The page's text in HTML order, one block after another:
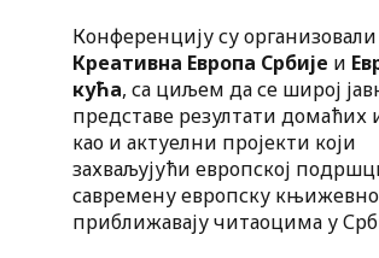
Конференцију су организовали
Креативна Европа Србије и
кућа, са циљем да се широј
представе резултати домаћих
као и актуелни пројекти који
захваљујући европској
савремену европску
приближавају читаоцима у